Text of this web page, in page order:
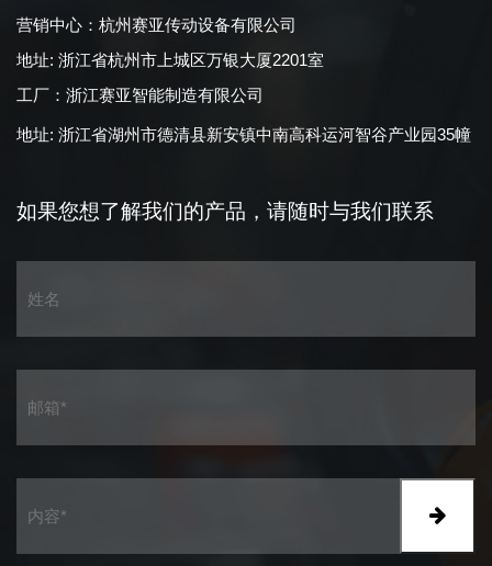
营销中心：杭州赛亚传动设备有限公司
地址: 浙江省杭州市上城区万银大厦2201室
工厂：浙江赛亚智能制造有限公司
地址: 浙江省湖州市德清县新安镇中南高科运河智谷产业园35幢
如果您想了解我们的产品， 请随时与我们联系